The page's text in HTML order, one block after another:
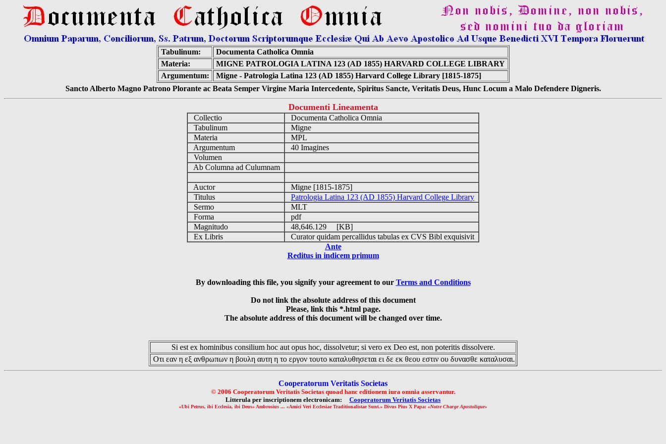
Tabulinum:
Documenta Catholica Omnia
Materia:
MIGNE PATROLOGIA LATINA 123 (AD 1855) HARVARD COLLEGE LIBRARY
Argumentum:
Migne - Patrologia Latina 123 (AD 1855) Harvard College Library [1815-1875]
Sancto Alberto Magno Patrono Plorante ac Beata Semper Virgine Maria Intercedente, Spiritus Sancte, Veritatis Deus, Hunc Locum a Malo Defendere Digneris.
Documenti Lineamenta
Collectio
Documenta Catholica Omnia
Tabulinum
Migne
Materia
MPL
Argumentum
40 Imagines
Volumen
Ab Columna ad Culumnam
Auctor
Migne [1815-1875]
Titulus
Patrologia Latina 123 (AD 1855) Harvard College Library
Sermo
MLT
Forma
pdf
Magnitudo
48,646.129 [KB]
Ex Libris
Curator quidam percallidus tabulas ex CVS Bibl exquisivit
Ante
Reditus in indicem primum
By downloading this file, you signify your agreement to our Terms and Conditions
Do not link the absolute address of this document
Please, link this *.html page.
The absolute address of this document will be changed over time.
Si est ex hominibus consilium hoc aut opus hoc, dissolvetur; si vero ex Deo est, non poteritis dissolvere.
Οτι εαν η εξ ανθρωπων η βουλη αυτη η το εργον τουτο καταλυθησεται ει δε εκ θεου εστιν ου δυνασθε καταλυσαι.
Cooperatorum Veritatis Societas
© 2006 Cooperatorum Veritatis Societas quoad hanc editionem iura omnia asservantur.
Litterula per inscriptionem electronicam: Cooperatorum Veritatis Societas
«Ubi Petrus, ibi Ecclesia, ibi Deus» Ambrosius ... «Amici Veri Ecclesiae Traditionalistae Sunt.» Divus Pius X Papa: «Notre Charge Apostolique»